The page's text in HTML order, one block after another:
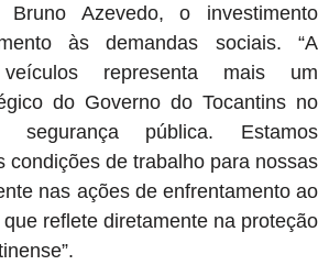
Azevedo, o investimento
às demandas sociais. “A
representa mais um
do Governo do Tocantins no
segurança pública. Estamos
condições de trabalho para nossas
nas ações de enfrentamento ao
reflete diretamente na proteção